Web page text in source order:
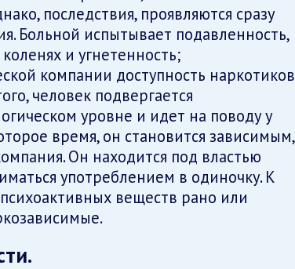
последствия, проявляются сразу
Больной испытывает подавленность,
и угнетенность;
компании доступность наркотиков
человек подвергается
уровне и идет на поводу у
время, он становится зависимым,
Он находится под властью
употреблением в одиночку. К
веществ рано или